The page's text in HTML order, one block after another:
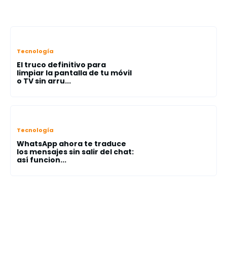
Tecnología
El truco definitivo para
limpiar la pantalla de tu móvil
o TV sin arru...
Tecnología
WhatsApp ahora te traduce
los mensajes sin salir del chat:
así funcion...